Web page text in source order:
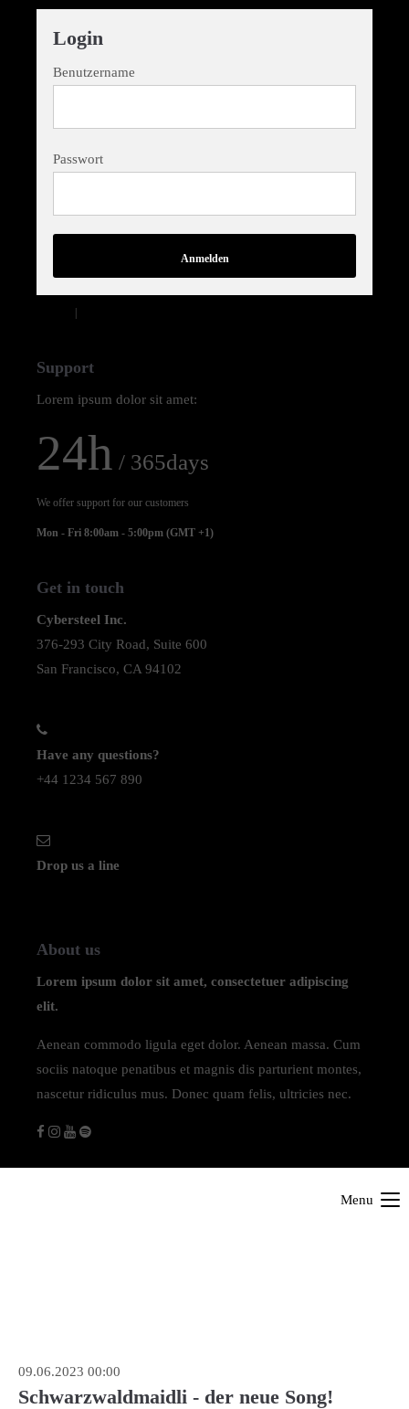
Login
Benutzername
Passwort
Anmelden
|
Support
Lorem ipsum dolor sit amet:
24h / 365days
We offer support for our customers
Mon - Fri 8:00am - 5:00pm (GMT +1)
Get in touch
Cybersteel Inc.
376-293 City Road, Suite 600
San Francisco, CA 94102
Have any questions?
+44 1234 567 890
Drop us a line
About us
Lorem ipsum dolor sit amet, consectetuer adipiscing
elit.
Aenean commodo ligula eget dolor. Aenean massa. Cum
sociis natoque penatibus et magnis dis parturient montes,
nascetur ridiculus mus. Donec quam felis, ultricies nec.
Menu
09.06.2023 00:00
Schwarzwaldmaidli - der neue Song!